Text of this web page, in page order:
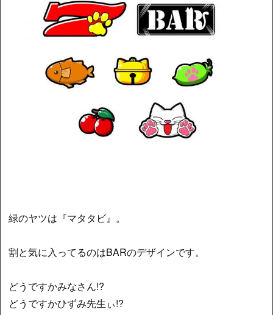
緑のヤツは『マタタビ』。
割と気に入ってるのはBARのデザインです。
どうですかみなさん!?
どうですかひずみ先生ぃ!?